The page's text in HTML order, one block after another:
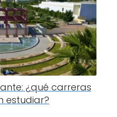
¿qué carreras
estudiar?